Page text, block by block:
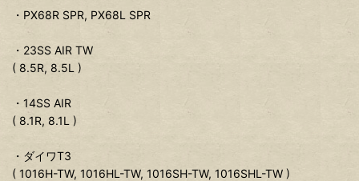
・PX68R SPR, PX68L SPR
・23SS AIR TW
( 8.5R, 8.5L )
・14SS AIR
( 8.1R, 8.1L )
・ダイワT3
( 1016H-TW, 1016HL-TW, 1016SH-TW, 1016SHL-TW )